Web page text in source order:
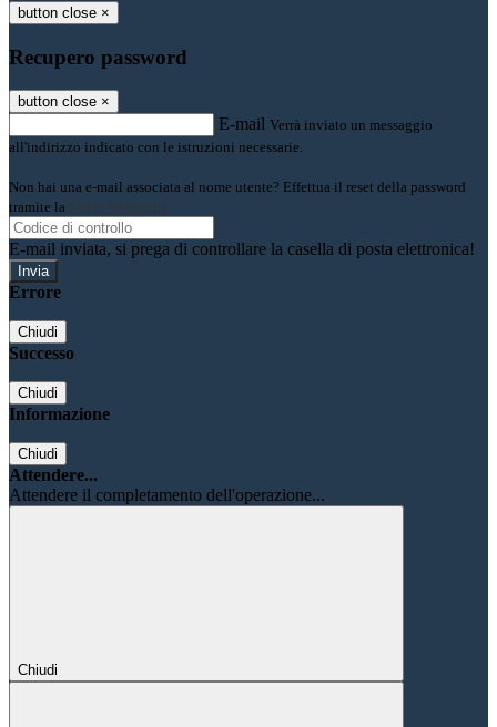
button close ×
Recupero password
button close ×
E-mail Verrà inviato un messaggio
all'indirizzo indicato con le istruzioni necessarie.
Non hai una e-mail associata al nome utente? Effettua il reset della password
tramite la Login Spaggiari
E-mail inviata, si prega di controllare la casella di posta elettronica!
Errore
Chiudi
Successo
Chiudi
Informazione
Chiudi
Attendere...
Attendere il completamento dell'operazione...
Chiudi